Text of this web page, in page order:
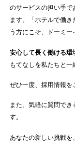
のサービスの担い手で
ます。
「ホテルで働
う方にこそ、ドーミー
安心して長く働ける環
もてなしを私たちと一
ぜひ一度、採用情報を
また、気軽に質問で
す。
あなたの新しい挑戦を